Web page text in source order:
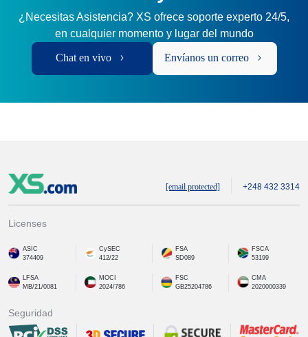
¿Necesitas Asistencia? XS ofrece soporte experto 24/5,
en cualquier momento y lugar del mundo
Chat en vivo Envíanos un correo
[email protected] +248 432 3314
Licenses
ASIC
374409
CySEC
412/22
FSA
SD089
FSCA
53199
LFSA
MB/21/0081
MOCI
2024/786
FSC
GB25204786
CMA
2020000339
Seguridad